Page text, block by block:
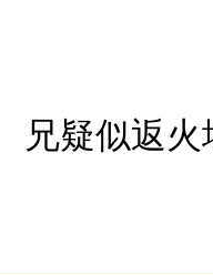
疑似返火